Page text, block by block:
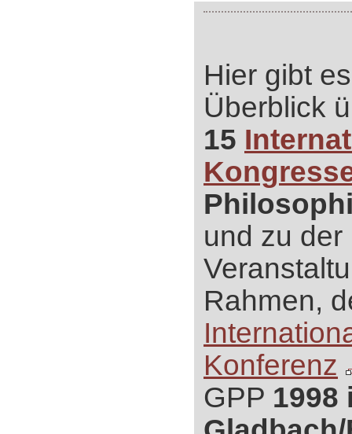
Hier gibt
Überblick
15
und zu
Rahmen,
Konferenz
GPP 1998